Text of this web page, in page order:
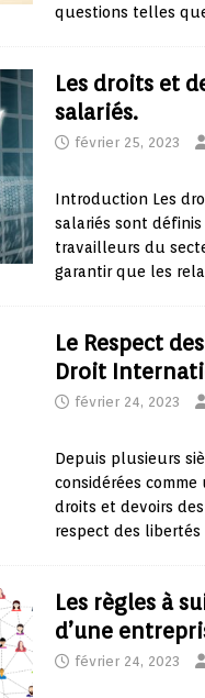
questions telles
Les droits et
salariés.
février 25, 2023
Introduction Les
salariés sont
travailleurs du
garantir que les
Le Respect
Droit
février 24, 2023
Depuis plusieurs
considérées
droits et devoirs
respect des
Les règles à
d’une
février 24, 2023